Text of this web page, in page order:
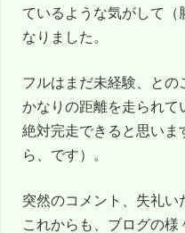
ているような気がして（
なりました。
フルはまだ未経験、と
かなりの距離を走られて
絶対完走できると思いま
ら、です）。
突然のコメント、失礼い
これからも、ブログの様